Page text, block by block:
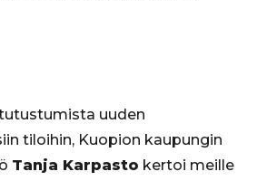
uuden
tiloihin, Kuopion kaupungin
Tanja Karpasto kertoi meille